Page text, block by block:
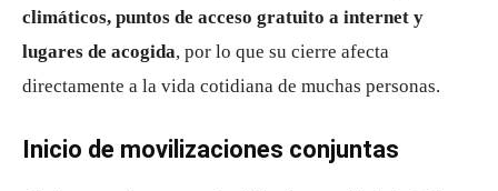
climáticos, puntos de acceso gratuito a internet y
lugares de acogida, por lo que su cierre afecta
directamente a la vida cotidiana de muchas personas.
Inicio de movilizaciones conjuntas